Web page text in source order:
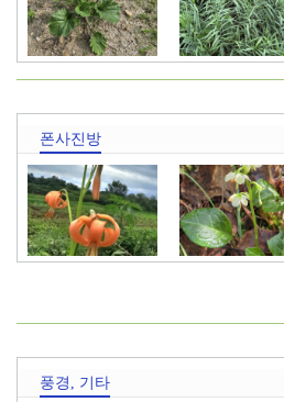
무엇인지요?
폰사진방
땅나리
노루발
풍경, 기타